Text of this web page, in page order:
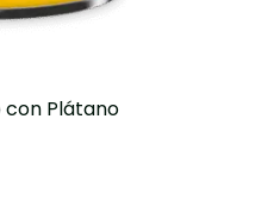
con Plátano